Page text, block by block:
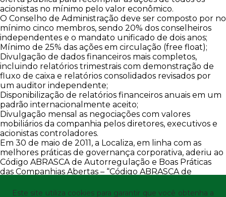
Este site utiliza cookies para garantir que você obtenha a
acionistas no mínimo pelo valor econômico.
O Conselho de Administração deve ser composto por no
mínimo cinco membros, sendo 20% dos conselheiros
independentes e o mandato unificado de dois anos;
Mínimo de 25% das ações em circulação (free float);
Divulgação de dados financeiros mais completos,
incluindo relatórios trimestrais com demonstração de
fluxo de caixa e relatórios consolidados revisados por
um auditor independente;
Disponibilização de relatórios financeiros anuais em um
padrão internacionalmente aceito;
Divulgação mensal as negociações com valores
mobiliários da companhia pelos diretores, executivos e
acionistas controladores.
Em 30 de maio de 2011, a Localiza, em linha com as
melhores práticas de governança corporativa, aderiu ao
Código ABRASCA de Autorregulação e Boas Práticas
das Companhias Abertas – “Código ABRASCA de
Acesse aquio Regulamento de Listagem do Novo Mercado